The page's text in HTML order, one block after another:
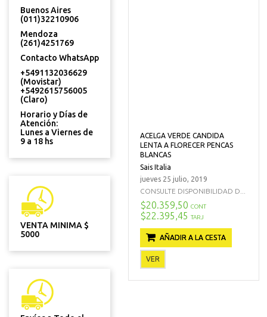
Buenos Aires
(011)32210906
Mendoza
(261)4251769
Contacto WhatsApp
+5491132036629
(Movistar)
+5492615756005
(Claro)
Horario y Días de
Atención:
Lunes a Viernes de
9 a 18 hs
VENTA MINIMA $
5000
ACELGA VERDE CANDIDA
LENTA A FLORECER PENCAS
BLANCAS
Sais Italia
jueves 25 julio, 2019
CONSULTE DISPONIBILIDAD D...
$20.359,50 CONT
$22.395,45 TARJ
AÑADIR A LA CESTA
VER